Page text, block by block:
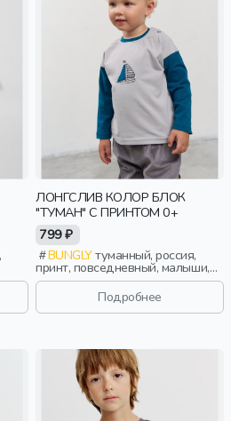
ЛОНГСЛИВ КОЛОР БЛОК
"ТУМАН" С ПРИНТОМ 0+
799 ₽
BUNGLYтуманный, россия,
принт, повседневный, малыши,
дети
Подробнее